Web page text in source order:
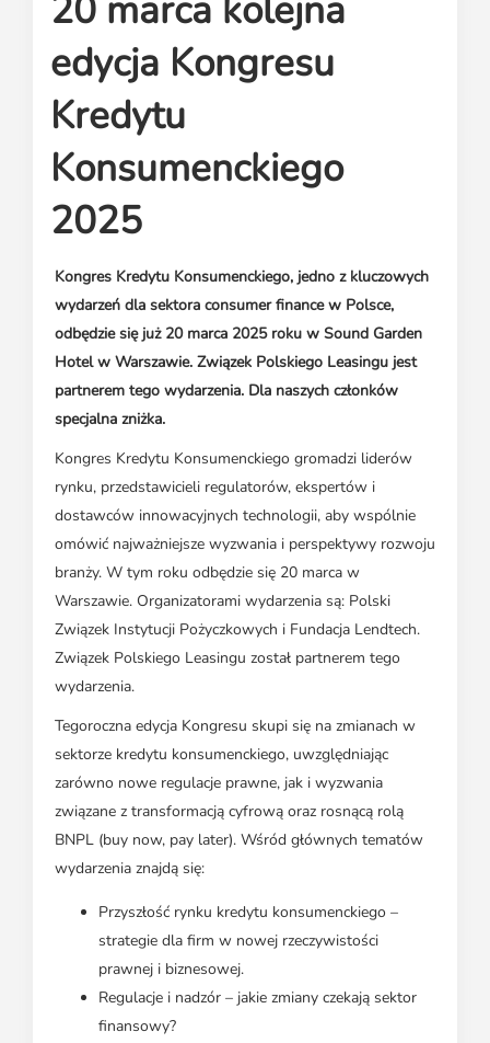
Partnerzy ZPL
Materiały do pobrania
Kontakt dla mediów
Klauzule informacyjne
20 marca kolejna
edycja Kongresu
Kredytu
Konsumenckiego
2025
Kongres Kredytu Konsumenckiego, jedno z kluczowych
wydarzeń dla sektora consumer finance w Polsce,
odbędzie się już 20 marca 2025 roku w Sound Garden
Hotel w Warszawie. Związek Polskiego Leasingu jest
partnerem tego wydarzenia. Dla naszych członków
specjalna zniżka.
Kongres Kredytu Konsumenckiego gromadzi liderów
rynku, przedstawicieli regulatorów, ekspertów i
dostawców innowacyjnych technologii, aby wspólnie
omówić najważniejsze wyzwania i perspektywy rozwoju
branży. W tym roku odbędzie się 20 marca w
Warszawie. Organizatorami wydarzenia są: Polski
Związek Instytucji Pożyczkowych i Fundacja Lendtech.
Związek Polskiego Leasingu został partnerem tego
wydarzenia.
Tegoroczna edycja Kongresu skupi się na zmianach w
sektorze kredytu konsumenckiego, uwzględniając
zarówno nowe regulacje prawne, jak i wyzwania
związane z transformacją cyfrową oraz rosnącą rolą
BNPL (buy now, pay later). Wśród głównych tematów
wydarzenia znajdą się:
Przyszłość rynku kredytu konsumenckiego –
strategie dla firm w nowej rzeczywistości
prawnej i biznesowej.
Regulacje i nadzór – jakie zmiany czekają sektor
finansowy?